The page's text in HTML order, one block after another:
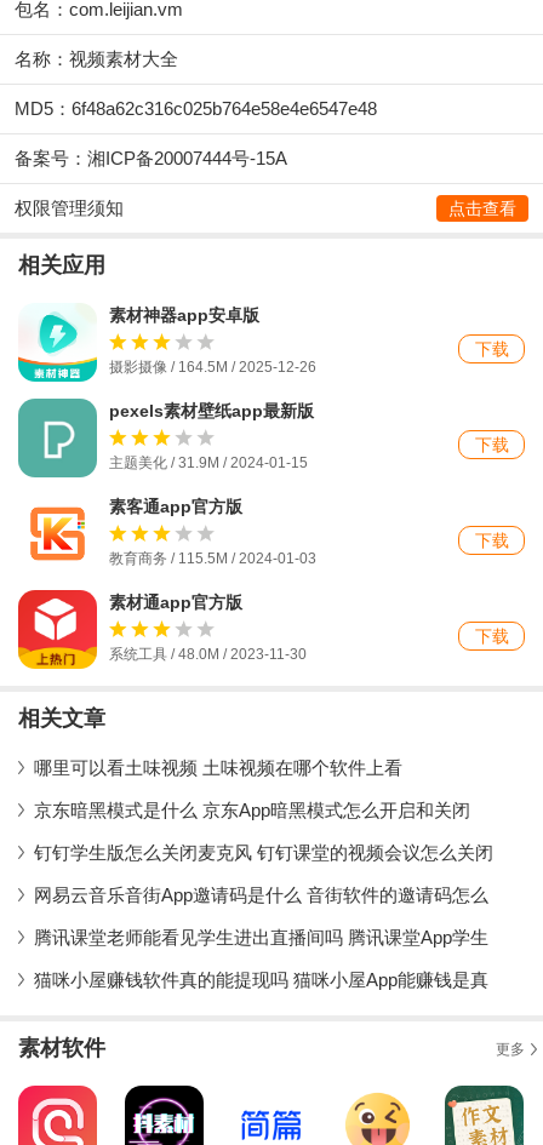
包名：com.leijian.vm
名称：视频素材大全
MD5：6f48a62c316c025b764e58e4e6547e48
备案号：湘ICP备20007444号-15A
权限管理须知 点击查看
相关应用
素材神器app安卓版
摄影摄像 / 164.5M / 2025-12-26
下载
pexels素材壁纸app最新版
主题美化 / 31.9M / 2024-01-15
下载
素客通app官方版
教育商务 / 115.5M / 2024-01-03
下载
素材通app官方版
系统工具 / 48.0M / 2023-11-30
下载
相关文章
哪里可以看土味视频 土味视频在哪个软件上看
京东暗黑模式是什么 京东App暗黑模式怎么开启和关闭
钉钉学生版怎么关闭麦克风 钉钉课堂的视频会议怎么关闭
网易云音乐音街App邀请码是什么 音街软件的邀请码怎么
腾讯课堂老师能看见学生进出直播间吗 腾讯课堂App学生
猫咪小屋赚钱软件真的能提现吗 猫咪小屋App能赚钱是真
素材软件 更多